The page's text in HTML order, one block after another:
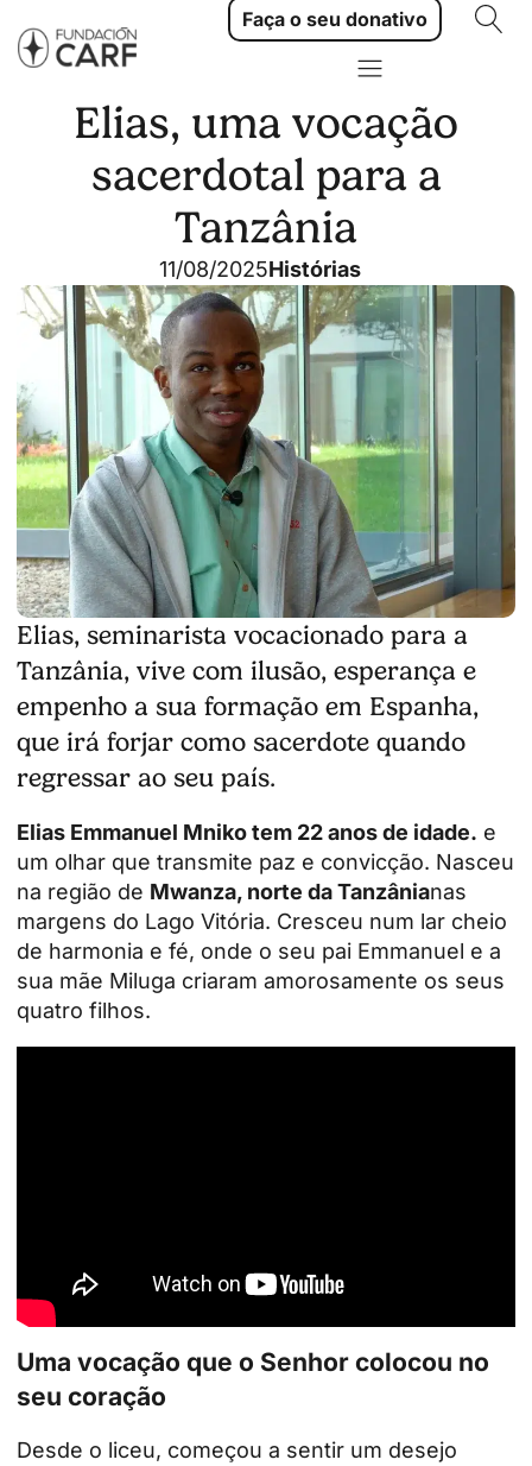
Faça o seu donativo
Elias, uma vocação
sacerdotal para a
Tanzânia
11/08/2025Histórias
Elias, seminarista vocacionado para a
Tanzânia, vive com ilusão, esperança e
empenho a sua formação em Espanha,
que irá forjar como sacerdote quando
regressar ao seu país.
Elias Emmanuel Mniko tem 22 anos de idade. e
um olhar que transmite paz e convicção. Nasceu
na região de Mwanza, norte da Tanzânianas
margens do Lago Vitória. Cresceu num lar cheio
de harmonia e fé, onde o seu pai Emmanuel e a
sua mãe Miluga criaram amorosamente os seus
quatro filhos.
Uma vocação que o Senhor colocou no
seu coração
Desde o liceu, começou a sentir um desejo